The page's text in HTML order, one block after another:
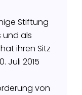
Stiftung
und als
ihren Sitz
Juli 2015
von